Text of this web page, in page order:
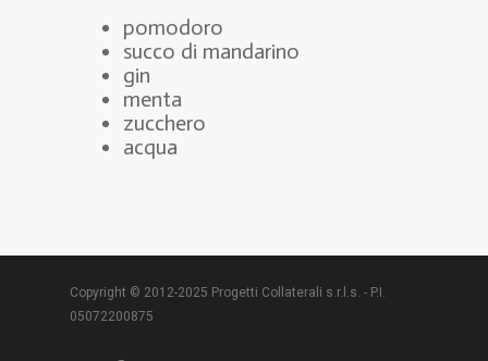
pomodoro
succo di mandarino
gin
menta
zucchero
acqua
Copyright © 2012-2025 Progetti Collaterali s.r.l.s. - P.I.
05072200875